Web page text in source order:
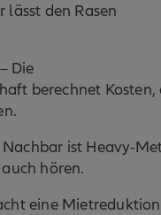
lässt den Rasen
– Die
berechnet Kosten,
Nachbar ist Heavy-
hören.
eine Mietreduktion